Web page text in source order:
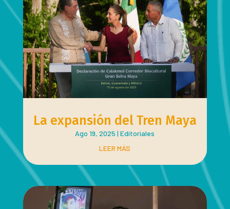
La expansión del Tren Maya
Ago 19, 2025 |Editoriales
LEER MÁS